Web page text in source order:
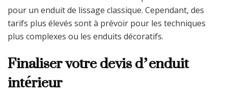
pour un enduit de lissage classique. Cependant, des
tarifs plus élevés sont à prévoir pour les techniques
plus complexes ou les enduits décoratifs.
Finaliser votre devis d’enduit
intérieur